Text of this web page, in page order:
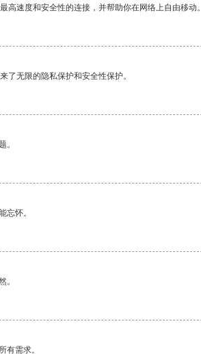
高速度和安全性的连接，并帮助你在网络上自由移动。
了无限的隐私保护和安全性保护。
。
忘怀。
。
有需求。